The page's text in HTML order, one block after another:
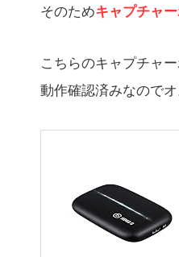
そのためキャプチャ
こちらのキャプチャ
動作確認済みなので